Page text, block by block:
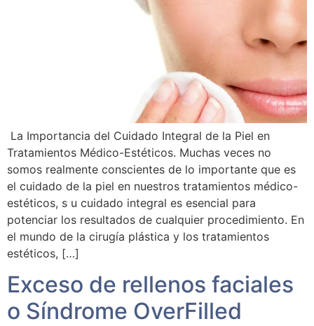
La Importancia del Cuidado Integral de la Piel en
Tratamientos Médico-Estéticos. Muchas veces no
somos realmente conscientes de lo importante que es
el cuidado de la piel en nuestros tratamientos médico-
estéticos, s u cuidado integral es esencial para
potenciar los resultados de cualquier procedimiento. En
el mundo de la cirugía plástica y los tratamientos
estéticos, […]
Exceso de rellenos faciales
o Síndrome OverFilled